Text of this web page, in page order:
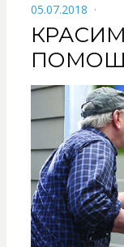
POSTED
ON
05.07.2018